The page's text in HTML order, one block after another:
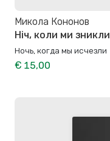
Микола Кононов
Ніч, коли ми зникли
Ночь, когда мы исчезли
€ 15,00